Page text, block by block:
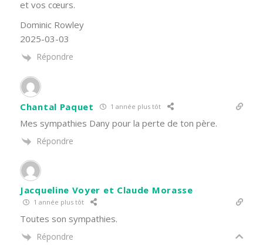
et vos cœurs.
Dominic Rowley
2025-03-03
Répondre
Chantal Paquet 1 année plus tôt
Mes sympathies Dany pour la perte de ton père.
Répondre
Jacqueline Voyer et Claude Morasse
1 année plus tôt
Toutes son sympathies.
Répondre